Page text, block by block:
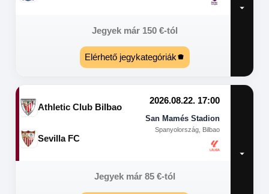
Jegyek már 150 €-tól
Elérhető jegykategóriák
Athletic Club Bilbao
2026.08.22. 17:00
San Mamés Stadion
Spanyolország, Bilbao
Sevilla FC
Jegyek már 85 €-tól